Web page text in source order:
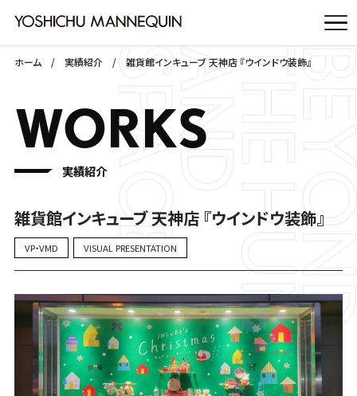
ホーム 実績紹介 雑貨館インキューブ 天神店 『ウインドウ装飾』
WORKS
実績紹介
雑貨館インキューブ 天神店 『ウインドウ装飾』
VP・VMD VISUAL PRESENTATION